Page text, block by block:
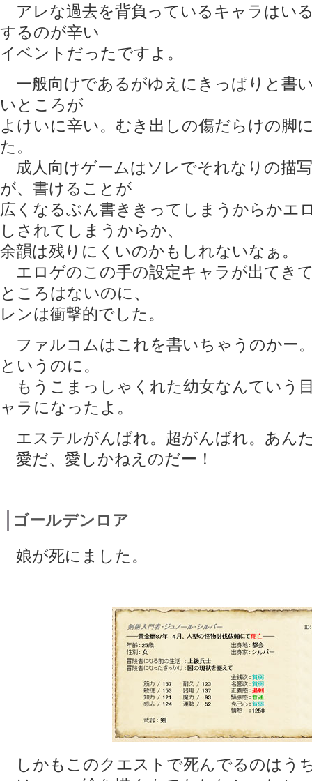
アレな過去を背負っているキャラはい
するのが辛い
イベントだったですよ。
一般向けであるがゆえにきっぱりと書
いところが
よけいに辛い。むき出しの傷だらけの脚
た。
成人向けゲームはソレでそれなりの描
が、書けることが
広くなるぶん書ききってしまうからかエ
しされてしまうからか、
余韻は残りにくいのかもしれないなぁ。
エロゲのこの手の設定キャラが出てき
ところはないのに、
レンは衝撃的でした。
ファルコムはこれを書いちゃうのかー
というのに。
もうこまっしゃくれた幼女なんていう
ャラになったよ。
エステルがんばれ。超がんばれ。あん
愛だ、愛しかねえのだー！
ゴールデンロア
娘が死にました。
しかもこのクエストで死んでるのはう